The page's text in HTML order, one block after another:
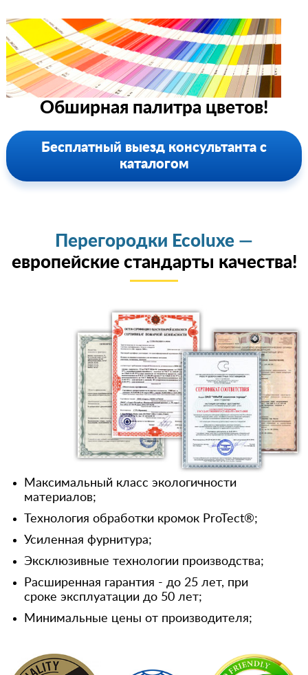
Обширная палитра цветов!
Бесплатный выезд консультанта с
каталогом
Перегородки Ecoluxe —
европейские стандарты качества!
Максимальный класс экологичности
материалов;
Технология обработки кромок ProTect®;
Усиленная фурнитура;
Эксклюзивные технологии производства;
Расширенная гарантия - до 25 лет, при
сроке эксплуатации до 50 лет;
Минимальные цены от производителя;